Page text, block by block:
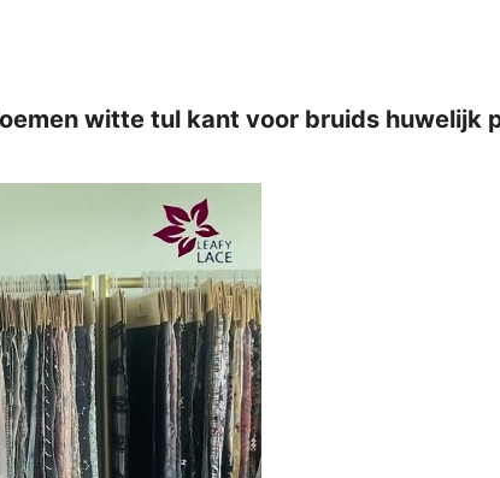
witte tul kant voor bruids huwelijk